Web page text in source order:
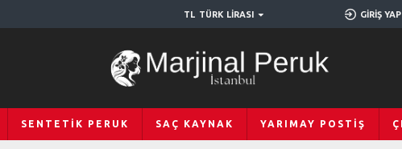
TL TÜRK LIRASI GIRIŞ YAP
SENTETIK PERUK SAÇ KAYNAK YARIMAY POSTIŞ